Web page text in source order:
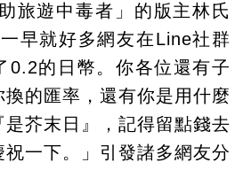
旅遊中毒者」的版主林氏
早就好多網友在Line社群
0.2的日幣。你各位還有子
的匯率，還有你是用什麼
芥末日』，記得留點錢去
一下。」引發諸多網友分